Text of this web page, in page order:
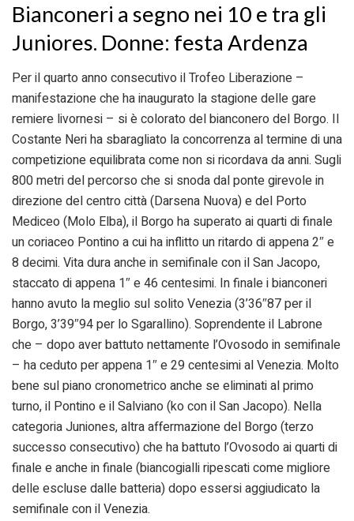
Bianconeri a segno nei 10 e tra gli
Juniores. Donne: festa Ardenza
Per il quarto anno consecutivo il Trofeo Liberazione –
manifestazione che ha inaugurato la stagione delle gare
remiere livornesi – si è colorato del bianconero del Borgo. Il
Costante Neri ha sbaragliato la concorrenza al termine di una
competizione equilibrata come non si ricordava da anni. Sugli
800 metri del percorso che si snoda dal ponte girevole in
direzione del centro città (Darsena Nuova) e del Porto
Mediceo (Molo Elba), il Borgo ha superato ai quarti di finale
un coriaceo Pontino a cui ha inflitto un ritardo di appena 2″ e
8 decimi. Vita dura anche in semifinale con il San Jacopo,
staccato di appena 1″ e 46 centesimi. In finale i bianconeri
hanno avuto la meglio sul solito Venezia (3’36″87 per il
Borgo, 3’39″94 per lo Sgarallino). Soprendente il Labrone
che – dopo aver battuto nettamente l’Ovosodo in semifinale
– ha ceduto per appena 1″ e 29 centesimi al Venezia. Molto
bene sul piano cronometrico anche se eliminati al primo
turno, il Pontino e il Salviano (ko con il San Jacopo). Nella
categoria Juniones, altra affermazione del Borgo (terzo
successo consecutivo) che ha battuto l’Ovosodo ai quarti di
finale e anche in finale (biancogialli ripescati come migliore
delle escluse dalle batteria) dopo essersi aggiudicato la
semifinale con il Venezia.